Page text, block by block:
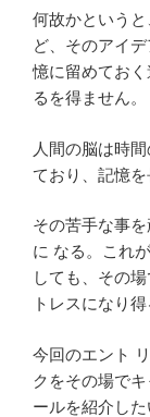
何故かという
ど、そのアイ
憶に留めてお
るを得ません。
人間の脳は時
ており、記憶を
その苦手な事
に なる。これ
しても、その
トレスになり得
今回のエント
クをその場で
ールを紹介した